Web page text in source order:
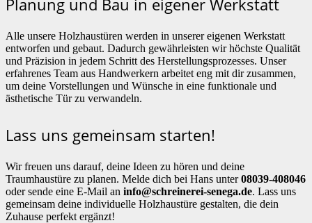
Planung und Bau in eigener Werkstatt
Alle unsere Holzhaustüren werden in unserer eigenen Werkstatt
entworfen und gebaut. Dadurch gewährleisten wir höchste Qualität
und Präzision in jedem Schritt des Herstellungsprozesses. Unser
erfahrenes Team aus Handwerkern arbeitet eng mit dir zusammen,
um deine Vorstellungen und Wünsche in eine funktionale und
ästhetische Tür zu verwandeln.
Lass uns gemeinsam starten!
Wir freuen uns darauf, deine Ideen zu hören und deine
Traumhaustüre zu planen. Melde dich bei Hans unter08039-408046
oder sende eine E-Mail an info@schreinerei-senega.de. Lass uns
gemeinsam deine individuelle Holzhaustüre gestalten, die dein
Zuhause perfekt ergänzt!